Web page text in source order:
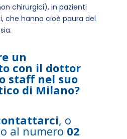
chirurgici), in pazienti
che hanno cioè paura del
un
con il dottor
staff nel suo
di Milano?
, o
al numero 02